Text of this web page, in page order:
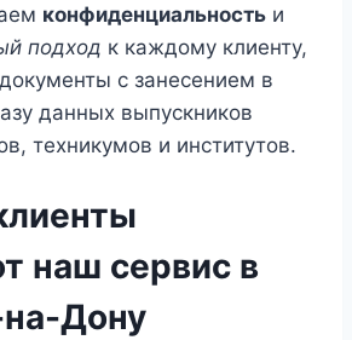
конфиденциальность и
подход к каждому клиенту,
с занесением в
данных выпускников
техникумов и институтов.
наш сервис в
Дону